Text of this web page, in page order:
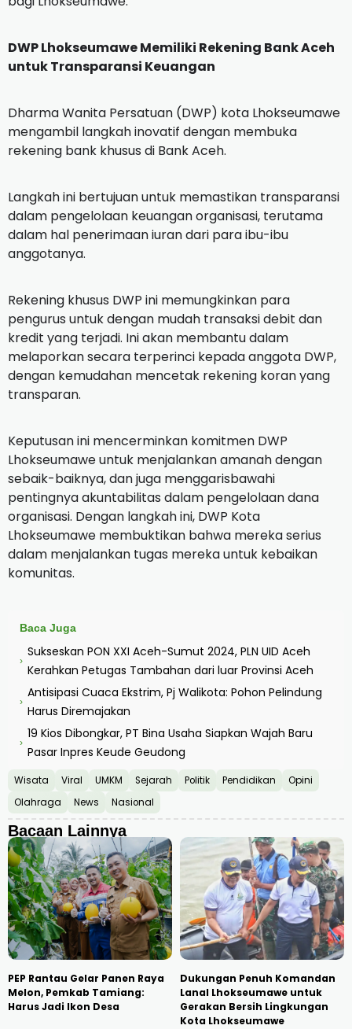
DWP Lhokseumawe Memiliki Rekening Bank Aceh
untuk Transparansi Keuangan
Dharma Wanita Persatuan (DWP) kota Lhokseumawe
mengambil langkah inovatif dengan membuka
rekening bank khusus di Bank Aceh.
Langkah ini bertujuan untuk memastikan transparansi
dalam pengelolaan keuangan organisasi, terutama
dalam hal penerimaan iuran dari para ibu-ibu
anggotanya.
Rekening khusus DWP ini memungkinkan para
pengurus untuk dengan mudah transaksi debit dan
kredit yang terjadi. Ini akan membantu dalam
melaporkan secara terperinci kepada anggota DWP,
dengan kemudahan mencetak rekening koran yang
transparan.
Keputusan ini mencerminkan komitmen DWP
Lhokseumawe untuk menjalankan amanah dengan
sebaik-baiknya, dan juga menggarisbawahi
pentingnya akuntabilitas dalam pengelolaan dana
organisasi. Dengan langkah ini, DWP Kota
Lhokseumawe membuktikan bahwa mereka serius
dalam menjalankan tugas mereka untuk kebaikan
komunitas.
Baca Juga
›
Sukseskan PON XXI Aceh-Sumut 2024, PLN UID Aceh
Kerahkan Petugas Tambahan dari luar Provinsi Aceh
›
Antisipasi Cuaca Ekstrim, Pj Walikota: Pohon Pelindung
Harus Diremajakan
›
19 Kios Dibongkar, PT Bina Usaha Siapkan Wajah Baru
Pasar Inpres Keude Geudong
Wisata Viral UMKM Sejarah Politik Pendidikan
Opini
Olahraga
News Nasional
Bacaan Lainnya
PEP Rantau Gelar Panen Raya
Melon, Pemkab Tamiang:
Harus Jadi Ikon Desa
Dukungan Penuh Komandan
Lanal Lhokseumawe untuk
Gerakan Bersih Lingkungan
Kota Lhokseumawe